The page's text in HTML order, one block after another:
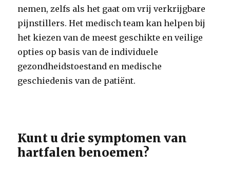
nemen, zelfs als het gaat om vrij verkrijgbare
pijnstillers. Het medisch team kan helpen bij
het kiezen van de meest geschikte en veilige
opties op basis van de individuele
gezondheidstoestand en medische
geschiedenis van de patiënt.
Kunt u drie symptomen van
hartfalen benoemen?